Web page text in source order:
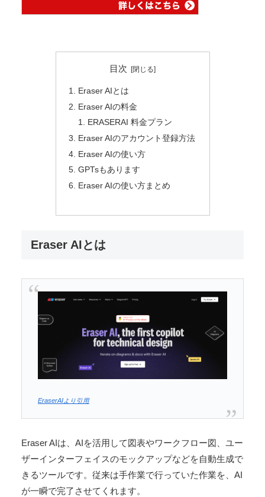
目次
Eraser AIとは
Eraser AIの料金
ERASERAI 料金プラン
Eraser AIのアカウント登録方法
Eraser AIの使い方
GPTsもあります
Eraser AIの使い方まとめ
Eraser AIとは
EraserAIより引用
Eraser AIは、AIを活用して図表やワークフロー図、ユー
ザーインターフェイスのモックアップなどを自動生成で
きるツールです。従来は手作業で行っていた作業を、AI
が一瞬で完了させてくれます。